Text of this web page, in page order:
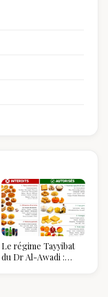
Le régime Tayyibat
du Dr Al-Awadi :